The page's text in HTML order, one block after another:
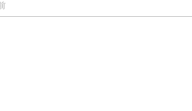
的神通法門 也未必讀